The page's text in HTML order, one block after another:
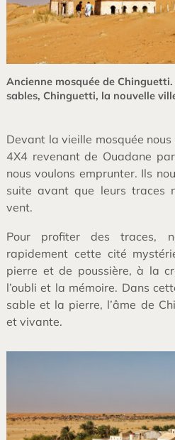
Ancienne mosquée de Chinguetti.
sables, Chinguetti, la nouvelle
Devant la vieille mosquée
4X4 revenant de Ouadane
nous voulons emprunter. Ils
suite avant que leurs traces
vent.
Pour profiter des traces,
rapidement cette cité
pierre et de poussière, à la
l’oubli et la mémoire. Dans
sable et la pierre, l’âme de
et vivante.